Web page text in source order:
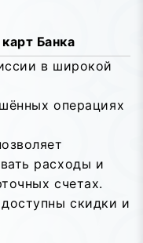
Банка
в широкой
операциях
расходы и
счетах.
cкидки и